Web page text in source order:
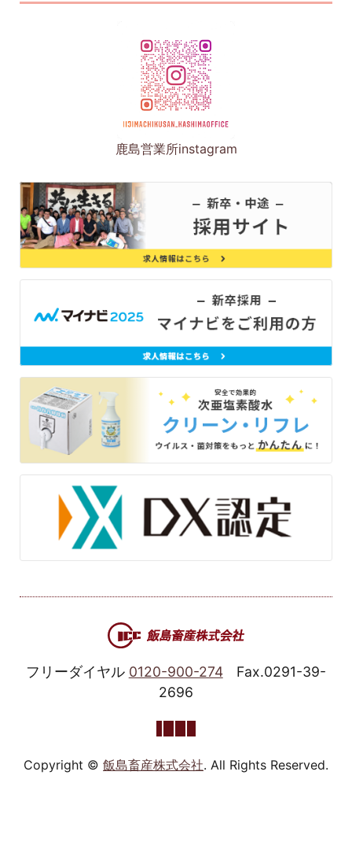
鹿島営業所instagram
フリーダイヤル 0120-900-274
Fax.0291-39-
2696
Copyright © 飯島畜産株式会社. All Rights Reserved.